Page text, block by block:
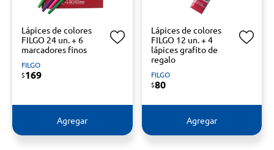
Lápices de colores
FILGO 24 un. + 6
marcadores finos
FILGO
$169
Agregar
Lápices de colores
FILGO 12 un. + 4
lápices grafito de
regalo
FILGO
$80
Agregar